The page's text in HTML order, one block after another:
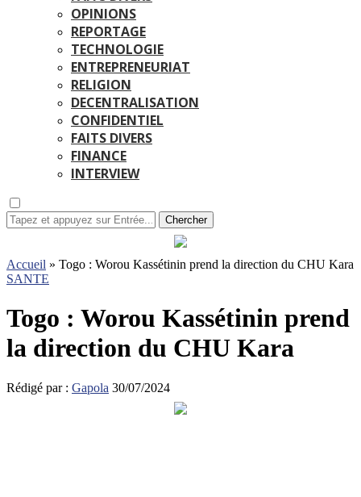
OPINIONS
REPORTAGE
TECHNOLOGIE
ENTREPRENEURIAT
RELIGION
DECENTRALISATION
CONFIDENTIEL
FAITS DIVERS
FINANCE
INTERVIEW
Chercher
Accueil » Togo : Worou Kassétinin prend la direction du CHU Kara
SANTE
Togo : Worou Kassétinin prend
la direction du CHU Kara
Rédigé par : Gapola 30/07/2024